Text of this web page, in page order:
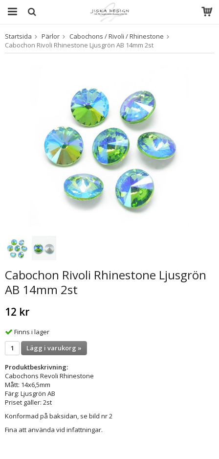
Produkten har blivit tillagd i varukorgen
Startsida Pärlor
Cabochons / Rivoli / Rhinestone
Cabochon Rivoli Rhinestone Ljusgrön AB 14mm 2st
Cabochon Rivoli Rhinestone Ljusgrön
AB 14mm 2st
12 kr
Finns i lager
Lägg i varukorg »
Produktbeskrivning:
Cabochons Revoli Rhinestone
Mått: 14x6,5mm
Färg: Ljusgrön AB
Priset gäller: 2st
Konformad på baksidan, se bild nr 2
Fina att använda vid infattningar.